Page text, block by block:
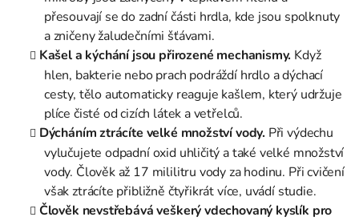
přesouvají se do zadní části hrdla, kde jsou spolknuty
a zničeny žaludečními šťávami.
Kašel a kýchání jsou přirozené mechanismy. Když
hlen, bakterie nebo prach podráždí hrdlo a dýchací
cesty, tělo automaticky reaguje kašlem, který udržuje
plíce čisté od cizích látek a vetřelců.
Dýcháním ztrácíte velké množství vody. Při výdechu
vylučujete odpadní oxid uhličitý a také velké množství
vody. Člověk až 17 mililitru vody za hodinu. Při cvičení
však ztrácíte přibližně čtyřikrát více, uvádí studie.
Člověk nevstřebává veškerý vdechovaný kyslík pro